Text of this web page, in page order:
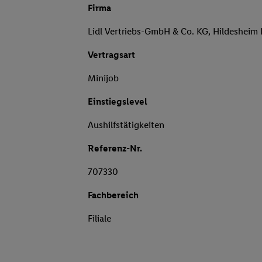
Firma
Lidl Vertriebs-GmbH & Co. KG, Hildesheim
Vertragsart
Minijob
Einstiegslevel
Aushilfstätigkeiten
Referenz-Nr.
707330
Fachbereich
Filiale